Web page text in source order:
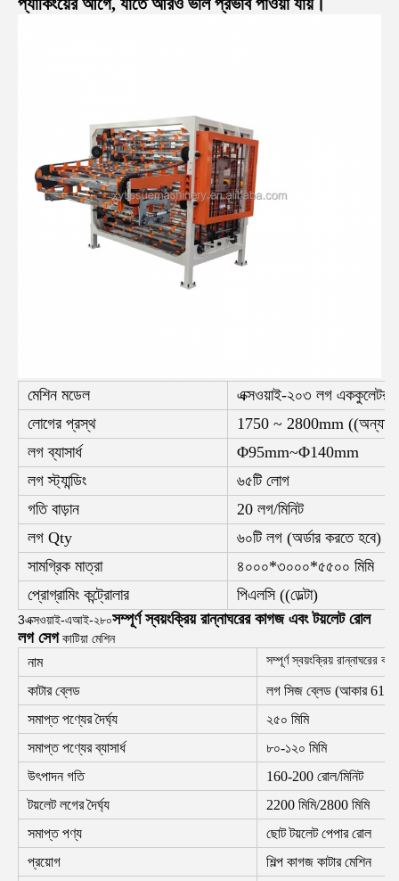
মেশিন মডেল
এক্সওয়াই-২০৩ লগ এককুলেটর
লোগের প্রস্থ
1750 ~ 2800mm ((অন্যান্য
লগ ব্যাসার্ধ
Φ95mm~Φ140mm
লগ স্ট্যান্ডিং
৬৫টি লোগ
গতি বাড়ান
20 লগ/মিনিট
লগ Qty
৬০টি লগ (অর্ডার করতে হবে)
সামগ্রিক মাত্রা
৪০০০*৩০০০*৫৫০০ মিমি
প্রোগ্রামিং কন্ট্রোলার
পিএলসি ((ডেল্টা)
3এক্সওয়াই-এআই-২৮০সম্পূর্ণ স্বয়ংক্রিয় রান্নাঘরের কাগজ এবং টয়লেট রোল
লগ সেগ কাটিয়া মেশিন
নাম সম্পূর্ণ স্বয়ংক্রিয় রান্নাঘরের
কাটার ব্লেড
লগ সিজ ব্লেড (আকার
সমাপ্ত পণ্যের দৈর্ঘ্য
২৫০ মিমি
সমাপ্ত পণ্যের ব্যাসার্ধ
৮০-১২০ মিমি
উৎপাদন গতি
160-200 রোল/মিনিট
টয়লেট লগের দৈর্ঘ্য
2200 মিমি/2800 মিমি
সমাপ্ত পণ্য
ছোট টয়লেট পেপার রোল
প্রয়োগ
শিল্প কাগজ কাটার মেশিন